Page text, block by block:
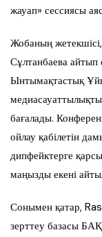
жауап» сессиясы
Жобаның
Сұлтанбаева айтып
Ынтымақтастық
бағалады.
ойлау қабілетін
дипфейктерге
маңызды екені
Сонымен қатар,
зерттеу базасы БАҚ